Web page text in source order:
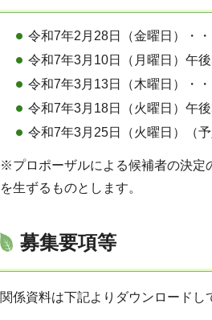
令和7年2月28日（金曜日）・
令和7年3月10日（月曜日）午
令和7年3月13日（木曜日）・
令和7年3月18日（火曜日）午
令和7年3月25日（火曜日）（
※プロポーザルによる候補者の決定
を生ずるものとします。
募集要項等
関係資料は下記よりダウンロードし